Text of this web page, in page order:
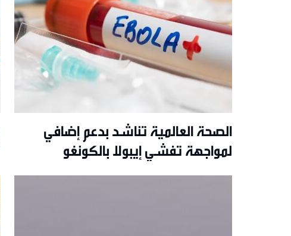
الصحة العالمية تناشد بدعم إضافي
لمواجهة تفشي إيبولا بالكونغو